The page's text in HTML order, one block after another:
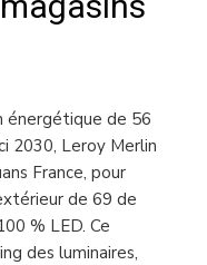
énergétique de 56
2030, Leroy Merlin
France, pour
de 69 de
% LED. Ce
des luminaires,